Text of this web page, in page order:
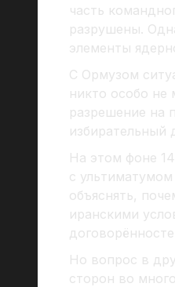
часть
разрушены.
элементы
С Ормузом
никто особо
разрешение на
избирательный
На этом фоне
с
объяснять,
иранскими
Но вопрос в
сторон во